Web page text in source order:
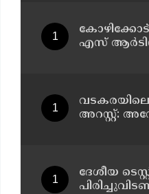
എസ്
അറസ്റ്റ്:
ദേശീയ